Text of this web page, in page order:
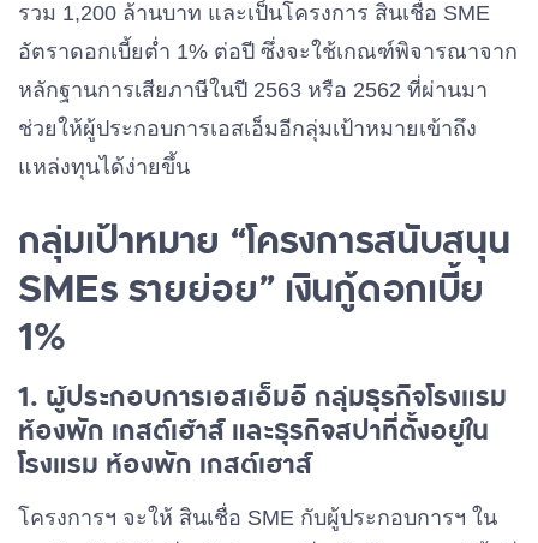
รวม 1,200 ล้านบาท และเป็นโครงการ สินเชื่อ SME
อัตราดอกเบี้ยต่ำ 1% ต่อปี ซึ่งจะใช้เกณฑ์พิจารณาจาก
หลักฐานการเสียภาษีในปี 2563 หรือ 2562 ที่ผ่านมา
ช่วยให้ผู้ประกอบการเอสเอ็มอีกลุ่มเป้าหมายเข้าถึง
แหล่งทุนได้ง่ายขึ้น
กลุ่มเป้าหมาย “โครงการสนับสนุน
SMEs รายย่อย” เงินกู้ดอกเบี้ย
1%
1. ผู้ประกอบการเอสเอ็มอี กลุ่มธุรกิจโรงแรม
ห้องพัก เกสต์เฮ้าส์ และธุรกิจสปาที่ตั้งอยู่ใน
โรงแรม ห้องพัก เกสต์เฮาส์
โครงการฯ จะให้ สินเชื่อ SME กับผู้ประกอบการฯ ใน